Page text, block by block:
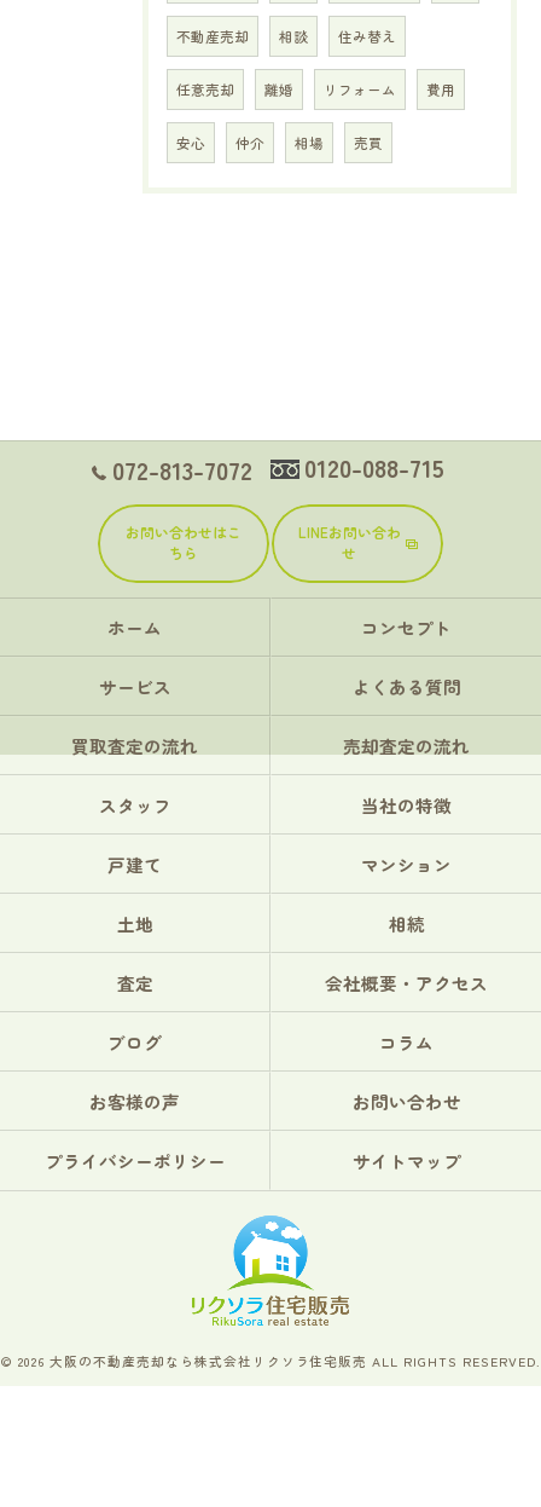
不動産売却 相談 住み替え
任意売却 離婚 リフォーム 費用
安心 仲介 相場 売買
072-813-7072 0120-088-715
お問い合わせはこ
ちら
LINEお問い合わ
せ
ホーム コンセプト
サービス よくある質問
買取査定の流れ 売却査定の流れ
スタッフ 当社の特徴
戸建て マンション
土地 相続
査定 会社概要・アクセス
ブログ コラム
お客様の声 お問い合わせ
プライバシーポリシー サイトマップ
© 2026 大阪の不動産売却なら株式会社リクソラ住宅販売 ALL RIGHTS RESERVED.